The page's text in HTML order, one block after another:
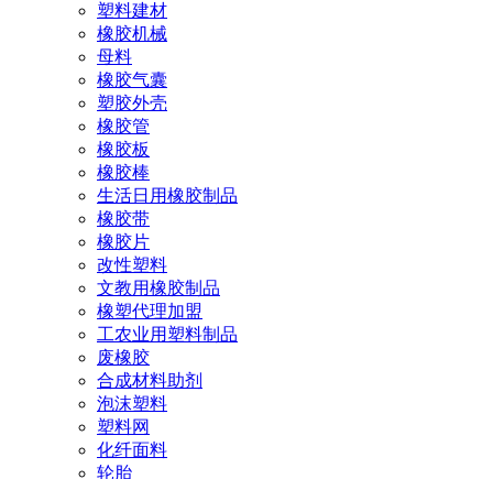
塑料建材
橡胶机械
母料
橡胶气囊
塑胶外壳
橡胶管
橡胶板
橡胶棒
生活日用橡胶制品
橡胶带
橡胶片
改性塑料
文教用橡胶制品
橡塑代理加盟
工农业用塑料制品
废橡胶
合成材料助剂
泡沫塑料
塑料网
化纤面料
轮胎